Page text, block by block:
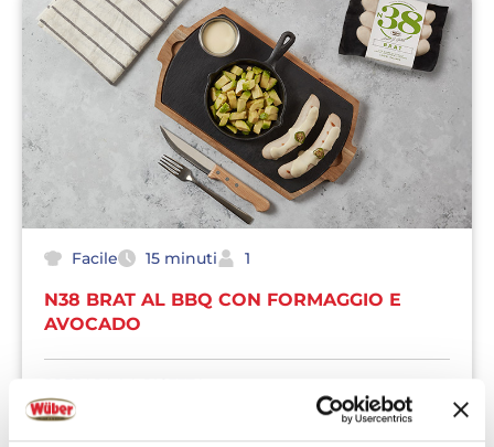
Facile 15 minuti 1
N38 BRAT AL BBQ CON FORMAGGIO E
AVOCADO